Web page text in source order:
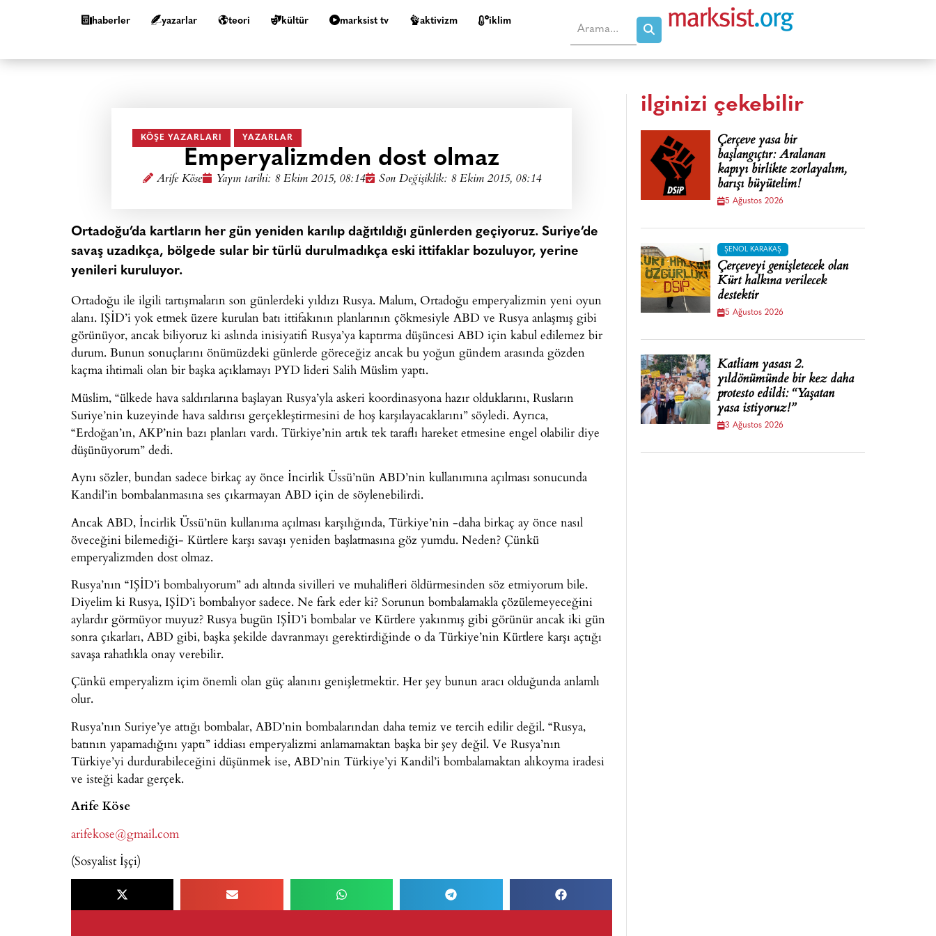
haberler yazarlar teori kültür marksist tv aktivizm i̇klim
KÖŞE YAZARLARI YAZARLAR
Emperyalizmden dost olmaz
Arife Köse Yayın tarihi: 8 Ekim 2015, 08:14 Son Değişiklik: 8 Ekim 2015, 08:14
Ortadoğu’da kartların her gün yeniden karılıp dağıtıldığı günlerden geçiyoruz. Suriye’de
savaş uzadıkça, bölgede sular bir türlü durulmadıkça eski ittifaklar bozuluyor, yerine
yenileri kuruluyor.
Ortadoğu ile ilgili tartışmaların son günlerdeki yıldızı Rusya. Malum, Ortadoğu emperyalizmin yeni oyun
alanı. IŞİD’i yok etmek üzere kurulan batı ittifakının planlarının çökmesiyle ABD ve Rusya anlaşmış gibi
görünüyor, ancak biliyoruz ki aslında inisiyatifi Rusya’ya kaptırma düşüncesi ABD için kabul edilemez bir
durum. Bunun sonuçlarını önümüzdeki günlerde göreceğiz ancak bu yoğun gündem arasında gözden
kaçma ihtimali olan bir başka açıklamayı PYD lideri Salih Müslim yaptı.
Müslim, “ülkede hava saldırılarına başlayan Rusya’yla askeri koordinasyona hazır olduklarını, Rusların
Suriye’nin kuzeyinde hava saldırısı gerçekleştirmesini de hoş karşılayacaklarını” söyledi. Ayrıca,
“Erdoğan’ın, AKP’nin bazı planları vardı. Türkiye’nin artık tek taraflı hareket etmesine engel olabilir diye
düşünüyorum” dedi.
Aynı sözler, bundan sadece birkaç ay önce İncirlik Üssü’nün ABD’nin kullanımına açılması sonucunda
Kandil’in bombalanmasına ses çıkarmayan ABD için de söylenebilirdi.
Ancak ABD, İncirlik Üssü’nün kullanıma açılması karşılığında, Türkiye’nin -daha birkaç ay önce nasıl
öveceğini bilemediği- Kürtlere karşı savaşı yeniden başlatmasına göz yumdu. Neden? Çünkü
emperyalizmden dost olmaz.
Rusya’nın “IŞİD’i bombalıyorum” adı altında sivilleri ve muhalifleri öldürmesinden söz etmiyorum bile.
Diyelim ki Rusya, IŞİD’i bombalıyor sadece. Ne fark eder ki? Sorunun bombalamakla çözülemeyeceğini
aylardır görmüyor muyuz? Rusya bugün IŞİD’i bombalar ve Kürtlere yakınmış gibi görünür ancak iki gün
sonra çıkarları, ABD gibi, başka şekilde davranmayı gerektirdiğinde o da Türkiye’nin Kürtlere karşı açtığı
savaşa rahatlıkla onay verebilir.
Çünkü emperyalizm içim önemli olan güç alanını genişletmektir. Her şey bunun aracı olduğunda anlamlı
olur.
Rusya’nın Suriye’ye attığı bombalar, ABD’nin bombalarından daha temiz ve tercih edilir değil. “Rusya,
batının yapamadığını yaptı” iddiası emperyalizmi anlamamaktan başka bir şey değil. Ve Rusya’nın
Türkiye’yi durdurabileceğini düşünmek ise, ABD’nin Türkiye’yi Kandil’i bombalamaktan alıkoyma iradesi
ve isteği kadar gerçek.
Arife Köse
arifekose@gmail.com
(Sosyalist İşçi)
ilginizi çekebilir
Çerçeve yasa bir
başlangıçtır: Aralanan
kapıyı birlikte zorlayalım,
barışı büyütelim!
5 Ağustos 2026
ŞENOL KARAKAŞ
Çerçeveyi genişletecek olan
Kürt halkına verilecek
destektir
5 Ağustos 2026
Katliam yasası 2.
yıldönümünde bir kez daha
protesto edildi: “Yaşatan
yasa istiyoruz!”
3 Ağustos 2026